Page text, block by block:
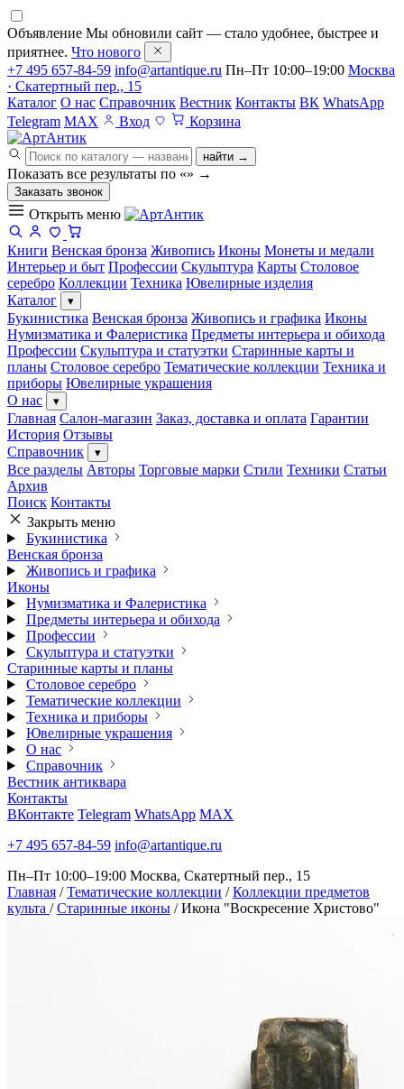
Объявление Мы обновили сайт — стало удобнее, быстрее и
приятнее. Что нового
+7 495 657-84-59 info@artantique.ru Пн–Пт 10:00–19:00 Москва
· Скатертный пер., 15
Каталог О нас Справочник Вестник Контакты ВК WhatsApp
Telegram MAX Вход Корзина
найти →
Показать все результаты по «» →
Заказать звонок
Открыть меню
Книги Венская бронза Живопись Иконы Монеты и медали
Интерьер и быт Профессии Скульптура Карты Столовое
серебро Коллекции Техника Ювелирные изделия
Каталог
▾
Букинистика Венская бронза Живопись и графика Иконы
Нумизматика и Фалеристика Предметы интерьера и обихода
Профессии Скульптура и статуэтки Старинные карты и
планы Столовое серебро Тематические коллекции Техника и
приборы Ювелирные украшения
О нас
▾
Главная Салон-магазин Заказ, доставка и оплата Гарантии
История Отзывы
Справочник
▾
Все разделы Авторы Торговые марки Стили Техники Статьи
Архив
Поиск Контакты
Закрыть меню
Букинистика
Венская бронза
Живопись и графика
Иконы
Нумизматика и Фалеристика
Предметы интерьера и обихода
Профессии
Скульптура и статуэтки
Старинные карты и планы
Столовое серебро
Тематические коллекции
Техника и приборы
Ювелирные украшения
О нас
Справочник
Вестник антиквара
Контакты
ВКонтакте Telegram WhatsApp MAX
+7 495 657-84-59 info@artantique.ru
Пн–Пт 10:00–19:00 Москва, Скатертный пер., 15
Главная / Тематические коллекции / Коллекции предметов
культа / Старинные иконы / Икона "Воскресение Христово"